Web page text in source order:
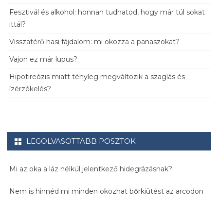
Fesztivál és alkohol: honnan tudhatod, hogy már túl sokat
ittál?
Visszatérő hasi fájdalom: mi okozza a panaszokat?
Vajon ez már lupus?
Hipotireózis miatt tényleg megváltozik a szaglás és
ízérzékelés?
LEGOLVASOTTABB POSZTOK
Mi az oka a láz nélkül jelentkező hidegrázásnak?
Nem is hinnéd mi minden okozhat bőrkiütést az arcodon